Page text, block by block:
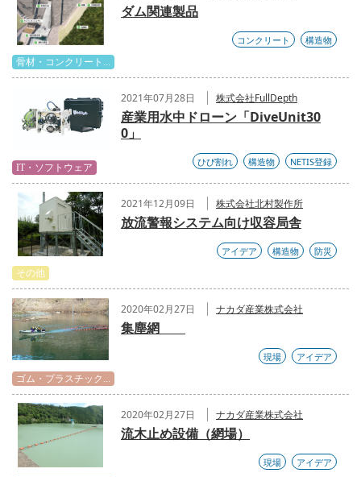
骨材・コンクリート...
ダム関連製品
コンクリート 構造物
IT・ソフトウェア
2021年07月28日 株式会社FullDepth
産業用水中ドローン「DiveUnit30
0」
ひび割れ 構造物 NETIS登録
その他
2021年12月09日 株式会社北村製作所
放流警報システム向け収容局舎
アイデア 構造物 防災
ゴム・プラスチック...
2020年02月27日 ナカダ産業株式会社
集塵網
現場 アイデア
2020年02月27日 ナカダ産業株式会社
流木止め設備（網場）
現場 アイデア